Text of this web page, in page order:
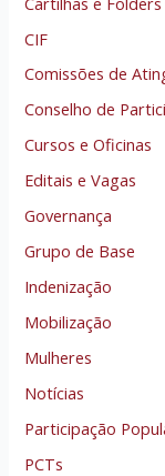
CIF
Comissões de
Conselho de
Cursos e Oficinas
Editais e Vagas
Governança
Grupo de Base
Indenização
Mobilização
Mulheres
Notícias
Participação
PCTs